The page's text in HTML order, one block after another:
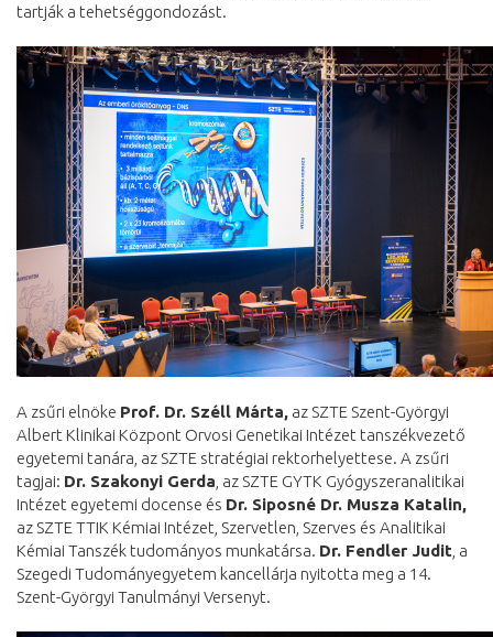
tartják a tehetséggondozást.
A zsűri elnöke Prof. Dr. Széll Márta, az SZTE Szent-Györgyi
Albert Klinikai Központ Orvosi Genetikai Intézet tanszékvezető
egyetemi tanára, az SZTE stratégiai rektorhelyettese. A zsűri
tagjai: Dr. Szakonyi Gerda , az SZTE GYTK Gyógyszeranalitikai
Intézet egyetemi docense és Dr. Siposné Dr. Musza Katalin,
az SZTE TTIK Kémiai Intézet, Szervetlen, Szerves és Analitikai
Kémiai Tanszék tudományos munkatársa. Dr. Fendler Judit , a
Szegedi Tudományegyetem kancellárja nyitotta meg a 14.
Szent-Györgyi Tanulmányi Versenyt.